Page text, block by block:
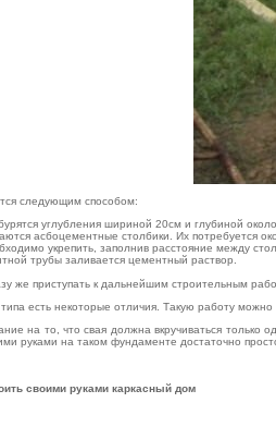
следующим способом:
углубления шириной 20см и глубиной
асбоцементные столбики. Их потребуется
укрепить, заполнив расстояние между
трубы заливается цементный раствор.
же приступать к дальнейшим строительным
есть некоторые отличия. Такую работу
на то, что свая должна вкручиваться
руками на таком фундаменте достаточно
своими руками каркасный дом